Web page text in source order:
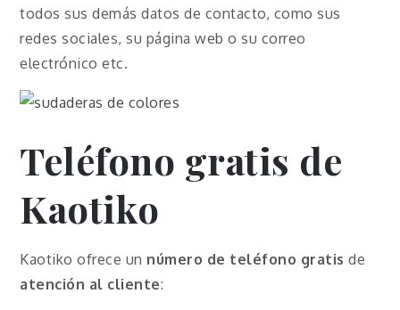
todos sus demás datos de contacto, como sus
redes sociales, su página web o su correo
electrónico etc.
Teléfono gratis de
Kaotiko
Kaotiko ofrece un número de teléfono gratis de
atención al cliente: